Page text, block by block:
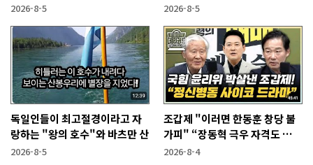
2026-8-5 2026-8-5
독일인들이 최고절경이라고 자
랑하는 "왕의 호수"와 바츠만 산
2026-8-5
조갑제 "이러면 한동훈 창당 불
가피" “장동혁 극우 자격도 없
어...2억 쓰고 성과 없어”
2026-8-4